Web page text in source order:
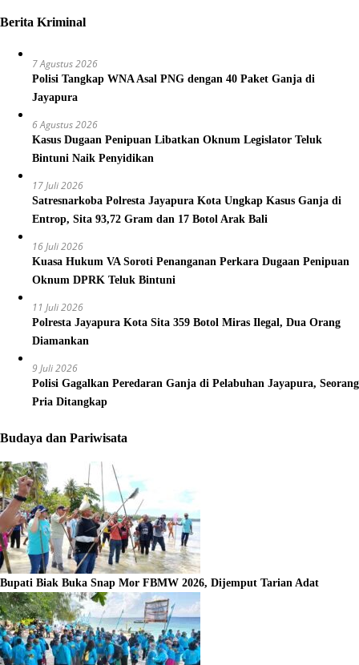
Berita Kriminal
7 Agustus 2026
Polisi Tangkap WNA Asal PNG dengan 40 Paket Ganja di
Jayapura
6 Agustus 2026
Kasus Dugaan Penipuan Libatkan Oknum Legislator Teluk
Bintuni Naik Penyidikan
17 Juli 2026
Satresnarkoba Polresta Jayapura Kota Ungkap Kasus Ganja di
Entrop, Sita 93,72 Gram dan 17 Botol Arak Bali
16 Juli 2026
Kuasa Hukum VA Soroti Penanganan Perkara Dugaan Penipuan
Oknum DPRK Teluk Bintuni
11 Juli 2026
Polresta Jayapura Kota Sita 359 Botol Miras Ilegal, Dua Orang
Diamankan
9 Juli 2026
Polisi Gagalkan Peredaran Ganja di Pelabuhan Jayapura, Seorang
Pria Ditangkap
Budaya dan Pariwisata
Bupati Biak Buka Snap Mor FBMW 2026, Dijemput Tarian Adat